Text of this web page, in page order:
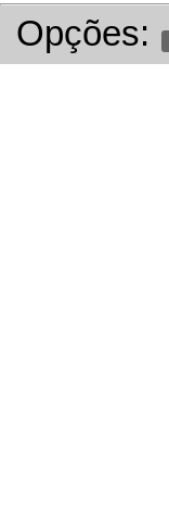
Opções: